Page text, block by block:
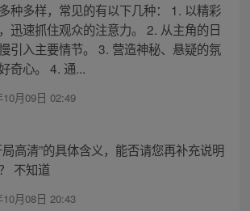
种多样，常见的有以下几种： 1. 以精彩
迅速抓住观众的注意力。 2. 从主角的日
引入主要情节。 3. 营造神秘、悬疑的氛
奇心。 4. 通...
10月09日 02:49
高清”的具体含义，能否请您再补充说明
不知道
10月08日 20:43